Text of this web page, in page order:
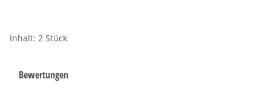
Inhalt: 2 Stück
Bewertungen